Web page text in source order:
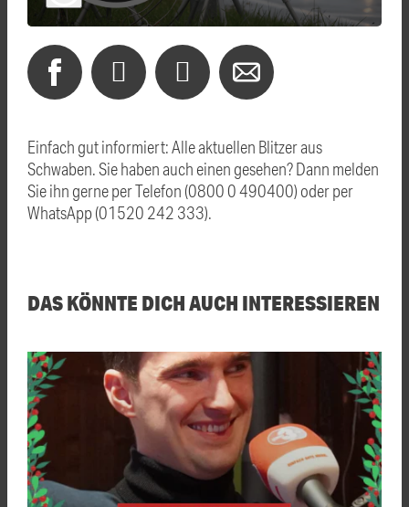
Einfach gut informiert: Alle aktuellen Blitzer aus
Schwaben. Sie haben auch einen gesehen? Dann melden
Sie ihn gerne per Telefon (0800 0 490400) oder per
WhatsApp (01520 242 333).
DAS KÖNNTE DICH AUCH INTERESSIEREN